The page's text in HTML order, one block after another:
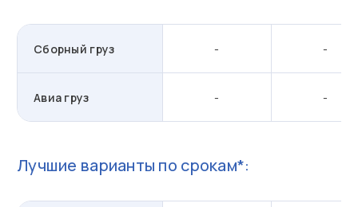
Сборный груз - -
Авиа груз - -
Лучшие варианты по срокам*: